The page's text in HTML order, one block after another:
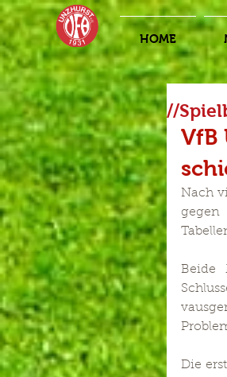
HOME
//
VfB
Nach
Beide
Die